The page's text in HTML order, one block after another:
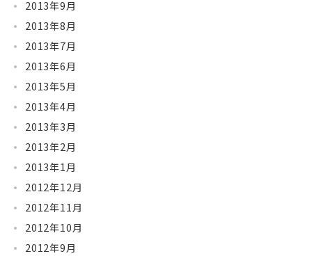
2013年9月
2013年8月
2013年7月
2013年6月
2013年5月
2013年4月
2013年3月
2013年2月
2013年1月
2012年12月
2012年11月
2012年10月
2012年9月